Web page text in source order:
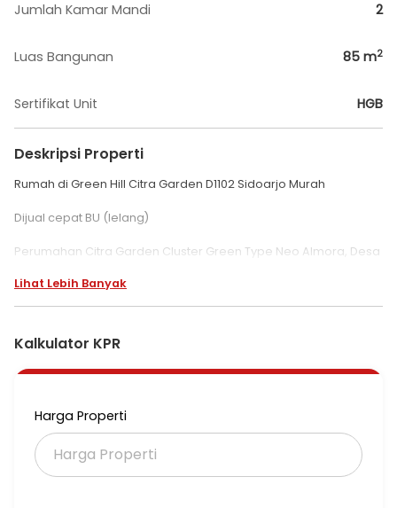
Jumlah Kamar Mandi 2
Luas Bangunan 85 m2
Sertifikat Unit HGB
Deskripsi Properti
Rumah di Green Hill Citra Garden D1102 Sidoarjo Murah
Dijual cepat BU (lelang)
Perumahan Citra Garden Cluster Green Type Neo Almora, Desa
- Limit Lelang
- harga 700.000.000
cash
Lihat Lebih Banyak
Kalkulator KPR
Harga Properti